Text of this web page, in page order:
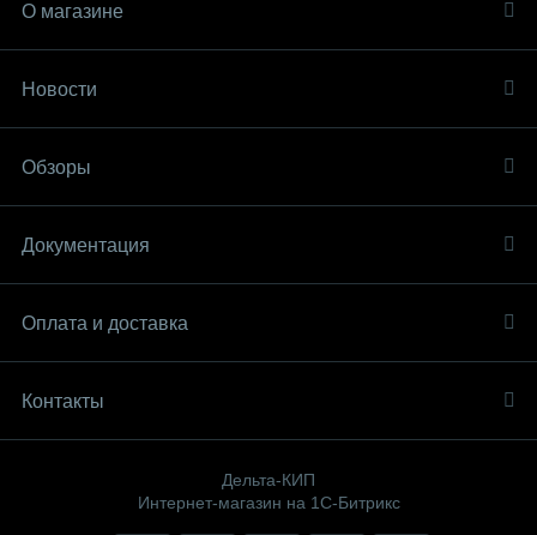
О магазине
Новости
Обзоры
Документация
Оплата и доставка
Контакты
Дельта-КИП
Интернет-магазин на 1С-Битрикс